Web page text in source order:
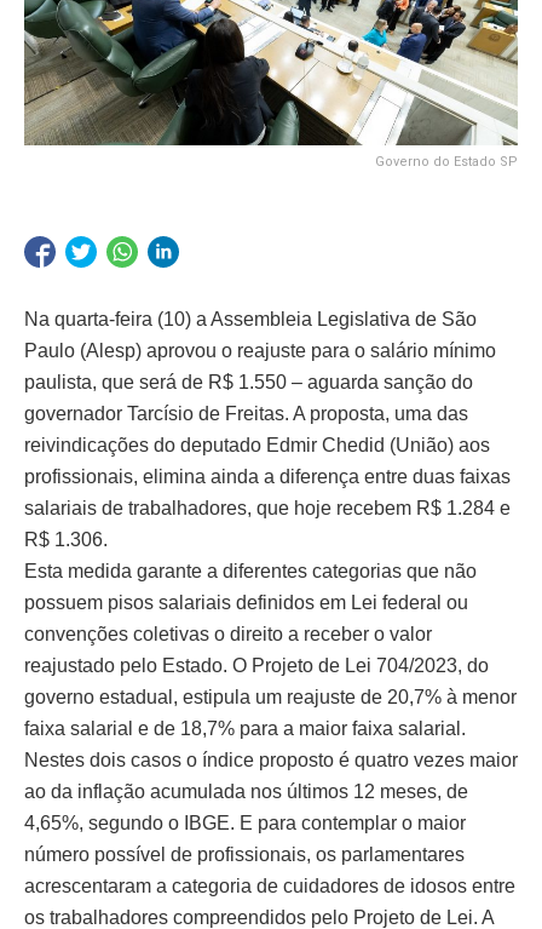
Governo do Estado SP
Na quarta-feira (10) a Assembleia Legislativa de São
Paulo (Alesp) aprovou o reajuste para o salário mínimo
paulista, que será de R$ 1.550 – aguarda sanção do
governador Tarcísio de Freitas. A proposta, uma das
reivindicações do deputado Edmir Chedid (União) aos
profissionais, elimina ainda a diferença entre duas faixas
salariais de trabalhadores, que hoje recebem R$ 1.284 e
R$ 1.306.
Esta medida garante a diferentes categorias que não
possuem pisos salariais definidos em Lei federal ou
convenções coletivas o direito a receber o valor
reajustado pelo Estado. O Projeto de Lei 704/2023, do
governo estadual, estipula um reajuste de 20,7% à menor
faixa salarial e de 18,7% para a maior faixa salarial.
Nestes dois casos o índice proposto é quatro vezes maior
ao da inflação acumulada nos últimos 12 meses, de
4,65%, segundo o IBGE. E para contemplar o maior
número possível de profissionais, os parlamentares
acrescentaram a categoria de cuidadores de idosos entre
os trabalhadores compreendidos pelo Projeto de Lei. A